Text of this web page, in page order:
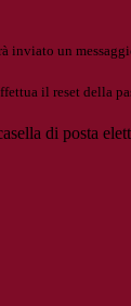
inviato un
il reset della
di posta